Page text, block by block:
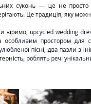
Це традиція, яку
віримо,
upcycled wedding
особливим простором
пісні, два пазли з
роблять речі